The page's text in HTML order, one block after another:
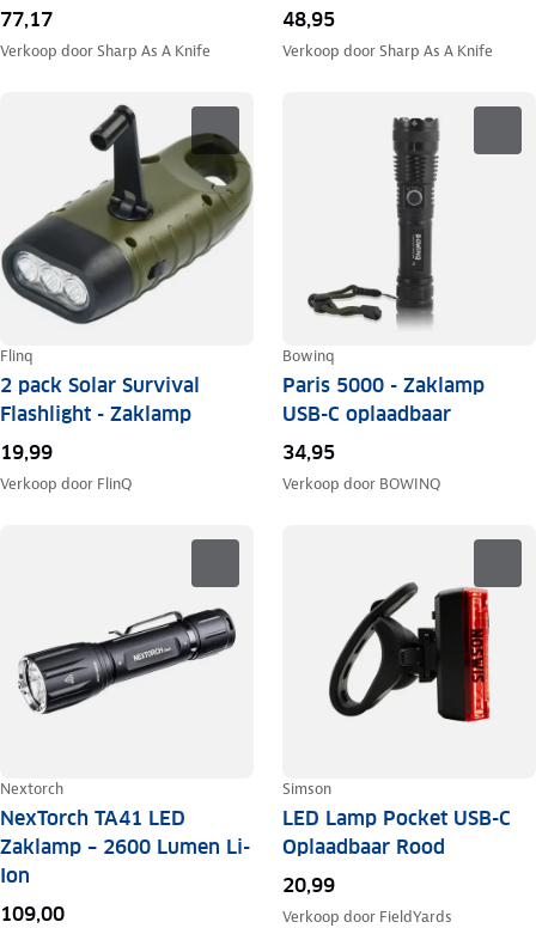
77,17
Verkoop doorSharp As A Knife
48,95
Verkoop doorSharp As A Knife
Flinq
2 pack Solar Survival
Flashlight - Zaklamp
19,99
Verkoop door FlinQ
Bowinq
Paris 5000 - Zaklamp
USB-C oplaadbaar
34,95
Verkoop door BOWINQ
Nextorch
NexTorch TA41 LED
Zaklamp – 2600 Lumen Li-
Ion
109,00
Simson
LED Lamp Pocket USB-C
Oplaadbaar Rood
20,99
Verkoop door FieldYards